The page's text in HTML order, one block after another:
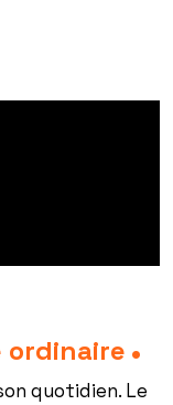
ordinaire
quotidien. Le